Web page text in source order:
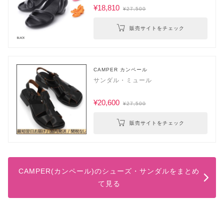
¥18,810 ¥27,500
販売サイトをチェック
CAMPER カンペール
サンダル・ミュール
¥20,600 ¥27,500
販売サイトをチェック
CAMPER(カンペール)のシューズ・サンダルをまとめ
て見る